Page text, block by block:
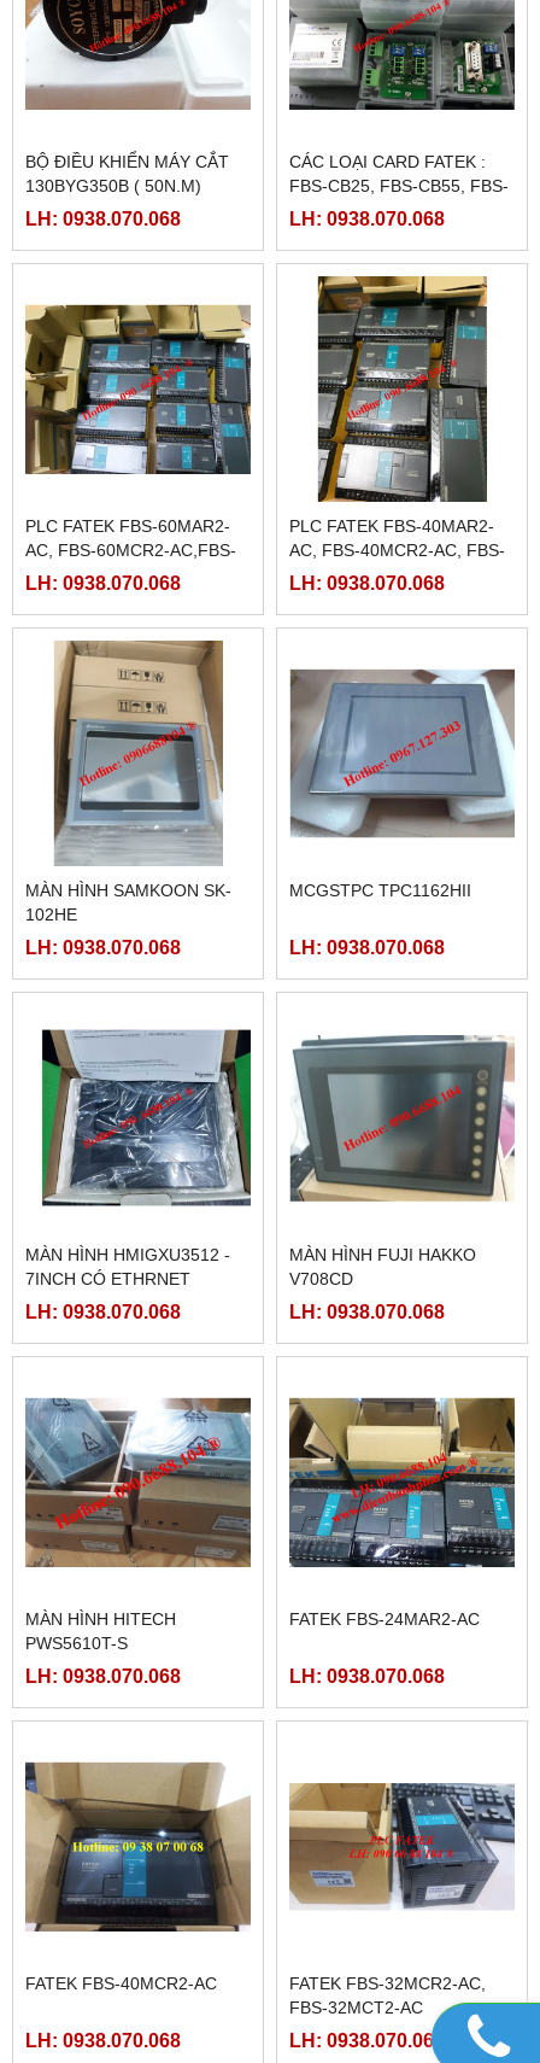
BỘ ĐIỀU KHIỂN MÁY CẮT
130BYG350B ( 50N.M)
LH: 0938.070.068
CÁC LOẠI CARD FATEK :
FBS-CB25, FBS-CB55, FBS-
CB2, FBS-CB5
LH: 0938.070.068
PLC FATEK FBS-60MAR2-
AC, FBS-60MCR2-AC,FBS-
60MAT2-AC, FBS-60MCT2-
LH: 0938.070.068
PLC FATEK FBS-40MAR2-
AC, FBS-40MCR2-AC, FBS-
40MCRT-AC, FBS-40MART-
LH: 0938.070.068
MÀN HÌNH SAMKOON SK-
102HE
LH: 0938.070.068
MCGSTPC TPC1162HII
LH: 0938.070.068
MÀN HÌNH HMIGXU3512 -
7INCH CÓ ETHRNET
LH: 0938.070.068
MÀN HÌNH FUJI HAKKO
V708CD
LH: 0938.070.068
MÀN HÌNH HITECH
PWS5610T-S
LH: 0938.070.068
FATEK FBS-24MAR2-AC
LH: 0938.070.068
FATEK FBS-40MCR2-AC
LH: 0938.070.068
FATEK FBS-32MCR2-AC,
FBS-32MCT2-AC
LH: 0938.070.068